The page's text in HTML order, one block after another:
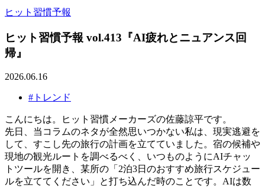
ヒット習慣予報
ヒット習慣予報 vol.413『AI疲れとニュアンス回
帰』
2026.06.16
#トレンド
こんにちは。ヒット習慣メーカーズの佐藤諒平です。
先日、当コラムのネタが全然思いつかない私は、現実逃避を
して、すこし先の旅行の計画を立てていました。宿の候補や
現地の観光ルートを調べるべく、いつものようにAIチャッ
トツールを開き、某所の「2泊3日のおすすめ旅行スケジュー
ルを立ててください」と打ち込んだ時のことです。AIは数